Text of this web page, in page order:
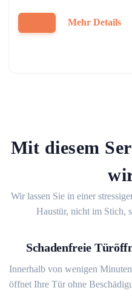
Mehr Details
Mit diesem
Wir lassen Sie in einer
Haustür, nicht im Stich,
Schadenfreie
Innerhalb von wenigen
öffnet Ihre Tür ohne